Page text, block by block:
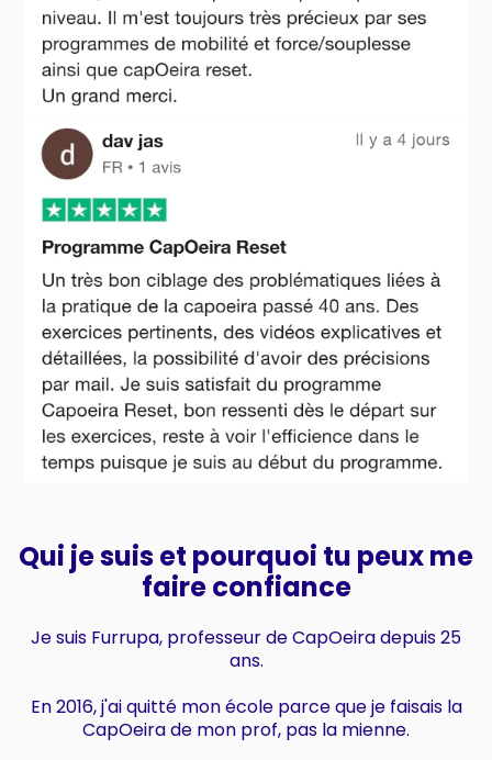
Qui je suis et pourquoi tu peux me
faire confiance
Je suis Furrupa, professeur de CapOeira depuis 25
ans.
En 2016, j'ai quitté mon école parce que je faisais la
CapOeira de mon prof, pas la mienne.